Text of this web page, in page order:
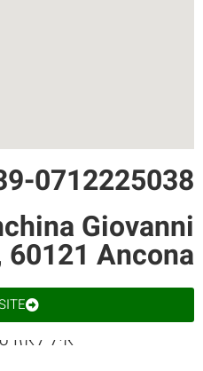
0712225038
Giovanni
60121 Ancona